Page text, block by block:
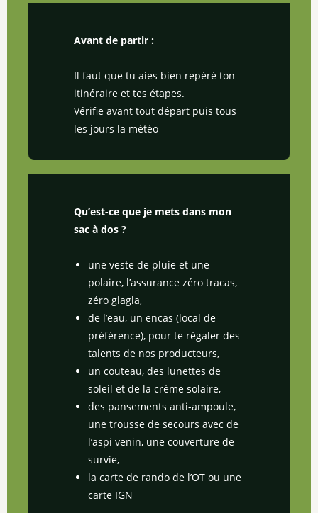
Avant de partir :
Il faut que tu aies bien repéré ton
itinéraire et tes étapes.
Vérifie avant tout départ puis tous
les jours la météo
Qu’est-ce que je mets dans mon
sac à dos ?
une veste de pluie et une
polaire, l’assurance zéro tracas,
zéro glagla,
de l’eau, un encas (local de
préférence), pour te régaler des
talents de nos producteurs,
un couteau, des lunettes de
soleil et de la crème solaire,
des pansements anti-ampoule,
une trousse de secours avec de
l’aspi venin, une couverture de
survie,
la carte de rando de l’OT ou une
carte IGN